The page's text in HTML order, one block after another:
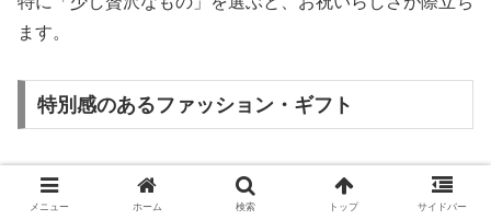
ます。
特別感のあるファッション・ギフト
形に残るプレゼントとしては、
ファッションアイテムや上
質な小物
も人気です。
メニュー ホーム 検索 トップ サイドバー